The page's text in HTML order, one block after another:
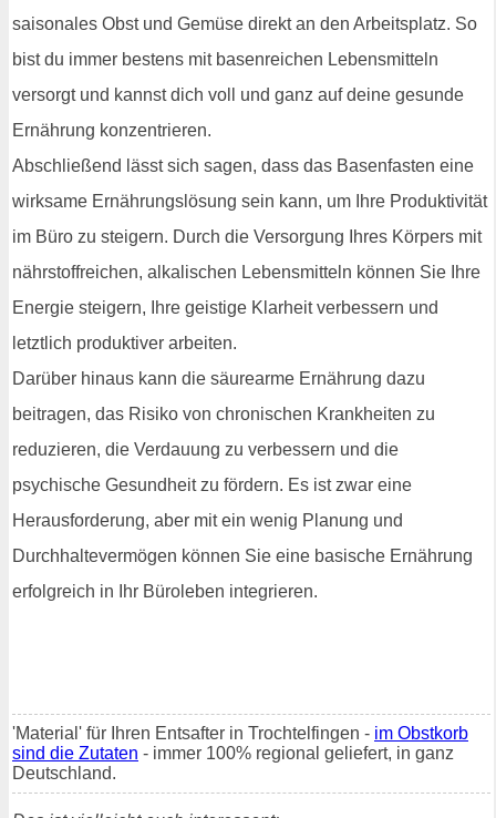
saisonales Obst und Gemüse direkt an den Arbeitsplatz. So
bist du immer bestens mit basenreichen Lebensmitteln
versorgt und kannst dich voll und ganz auf deine gesunde
Ernährung konzentrieren.
Abschließend lässt sich sagen, dass das Basenfasten eine
wirksame Ernährungslösung sein kann, um Ihre Produktivität
im Büro zu steigern. Durch die Versorgung Ihres Körpers mit
nährstoffreichen, alkalischen Lebensmitteln können Sie Ihre
Energie steigern, Ihre geistige Klarheit verbessern und
letztlich produktiver arbeiten.
Darüber hinaus kann die säurearme Ernährung dazu
beitragen, das Risiko von chronischen Krankheiten zu
reduzieren, die Verdauung zu verbessern und die
psychische Gesundheit zu fördern. Es ist zwar eine
Herausforderung, aber mit ein wenig Planung und
Durchhaltevermögen können Sie eine basische Ernährung
erfolgreich in Ihr Büroleben integrieren.
'Material' für Ihren Entsafter in Trochtelfingen - im Obstkorb
sind die Zutaten - immer 100% regional geliefert, in ganz
Deutschland.